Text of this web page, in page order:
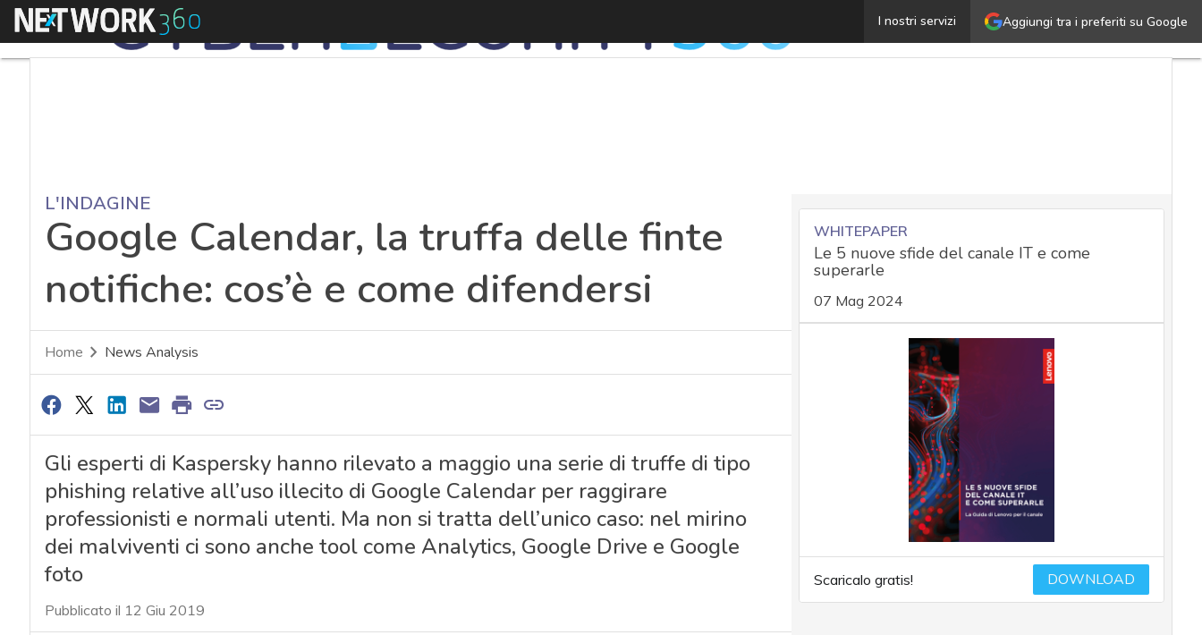
Aggiungi tra i preferiti su Google
I nostri servizi
Menu Google Calendar, la truffa delle finte notifiche: cos’è e
L'INDAGINE
Google Calendar, la truffa delle finte
notifiche: cos’è e come difendersi
Home News Analysis
Gli esperti di Kaspersky hanno rilevato a maggio una serie di truffe di tipo
phishing relative all’uso illecito di Google Calendar per raggirare
professionisti e normali utenti. Ma non si tratta dell’unico caso: nel mirino
dei malviventi ci sono anche tool come Analytics, Google Drive e Google
foto
Pubblicato il 12 Giu 2019
WHITEPAPER
Le 5 nuove sfide del canale IT e come
superarle
07 Mag 2024
Scaricalo gratis! DOWNLOAD